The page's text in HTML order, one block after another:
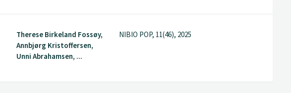
Therese Birkeland Fossøy,
Annbjørg Kristoffersen,
Unni Abrahamsen, ...
NIBIO POP, 11(46), 2025